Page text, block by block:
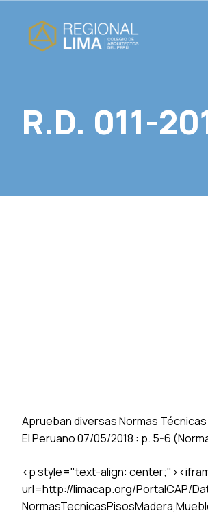
R.D. 011-
Aprueban diversas Normas
El Peruano 07/05/2018 : p. 5-6
<p style="text-align:
url=http://limacap.org/PortalCAP/